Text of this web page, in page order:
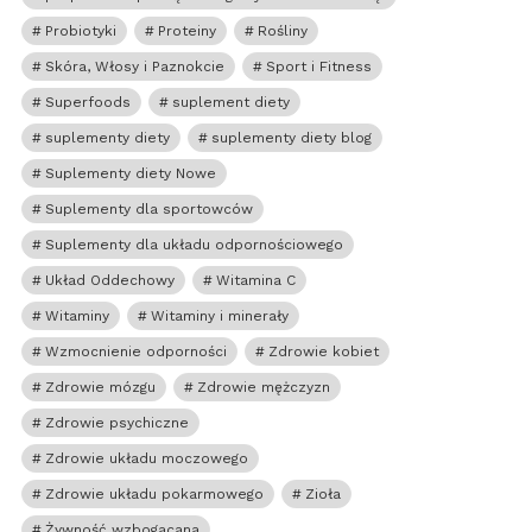
Probiotyki Proteiny Rośliny
Skóra, Włosy i Paznokcie Sport i Fitness
Superfoods suplement diety
suplementy diety suplementy diety blog
Suplementy diety Nowe
Suplementy dla sportowców
Suplementy dla układu odpornościowego
Układ Oddechowy Witamina C
Witaminy Witaminy i minerały
Wzmocnienie odporności Zdrowie kobiet
Zdrowie mózgu Zdrowie mężczyzn
Zdrowie psychiczne
Zdrowie układu moczowego
Zdrowie układu pokarmowego Zioła